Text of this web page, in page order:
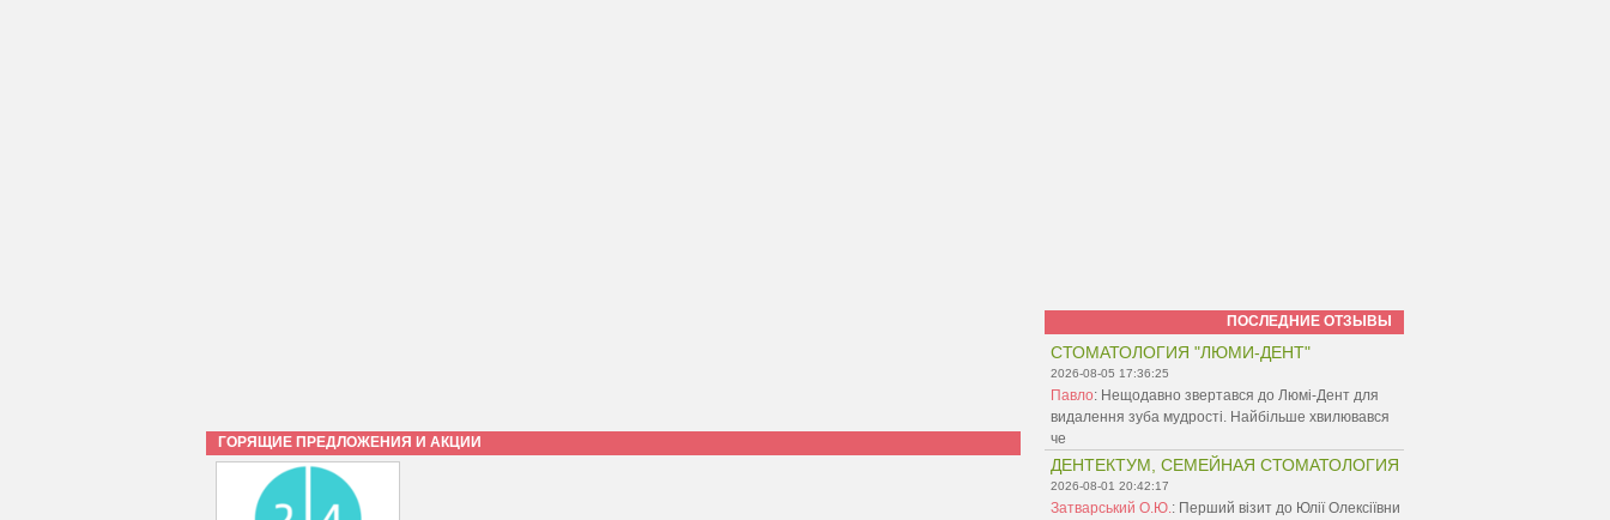
ГОРЯЩИЕ ПРЕДЛОЖЕНИЯ И АКЦИИ
ПОСЛЕДНИЕ ОТЗЫВЫ
СТОМАТОЛОГИЯ "ЛЮМИ-ДЕНТ"
2026-08-05 17:36:25
Павло: Нещодавно звертався до Люмі-Дент для
видалення зуба мудрості. Найбільше хвилювався
че
ДЕНТЕКТУМ, СЕМЕЙНАЯ СТОМАТОЛОГИЯ
2026-08-01 20:42:17
Затварський О.Ю.: Перший візит до Юлії Олексіївни